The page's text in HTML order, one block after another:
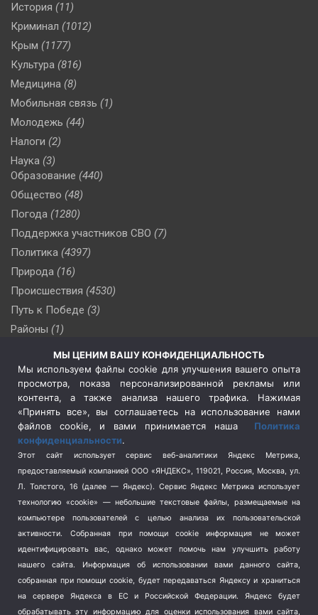
История (11)
Криминал (1012)
Крым (1177)
Культура (816)
Медицина (8)
Мобильная связь (1)
Молодежь (44)
Налоги (2)
Наука (3)
Образование (440)
Общество (48)
Погода (1280)
Поддержка участников СВО (7)
Политика (4397)
Природа (16)
Происшествия (4530)
Путь к Победе (3)
Районы (1)
(510)
Сельское хозяйство (3)
Социальная политика
(3)
Спецоперация в Украине
Спецоперация на Украине
(404)
Спорт (740)
Терроризм (1)
Транспорт (262)
Туризм (178)
Флот (76)
Школа и спорт (2)
Экология (8)
МЫ ЦЕНИМ ВАШУ КОНФИДЕНЦИАЛЬНОСТЬ
Мы используем файлы cookie для улучшения вашего опыта
просмотра, показа персонализированной рекламы или
контента, а также анализа нашего трафика. Нажимая
«Принять все», вы соглашаетесь на использование нами
файлов cookie, и вами принимается наша Политика
конфиденциальности.
Этот сайт использует сервис веб-аналитики Яндекс Метрика,
предоставляемый компанией ООО «ЯНДЕКС», 119021, Россия, Москва, ул.
Л. Толстого, 16 (далее — Яндекс). Сервис Яндекс Метрика использует
технологию «cookie» — небольшие текстовые файлы, размещаемые на
компьютере пользователей с целью анализа их пользовательской
активности.
Собранная при помощи cookie информация не может
идентифицировать вас, однако может помочь нам улучшить работу
нашего сайта. Информация об использовании вами данного сайта,
собранная при помощи cookie, будет передаваться Яндексу и храниться
на сервере Яндекса в ЕС и Российской Федерации. Яндекс будет
обрабатывать эту информацию для оценки использования вами сайта,